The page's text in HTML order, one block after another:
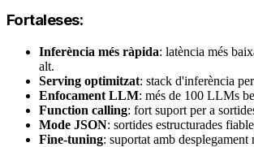
Fortaleses:
Inferència més ràpida: latència més
alt.
Serving optimitzat: stack d'inferència
Enfocament LLM: més de 100 LLMs
Function calling: fort suport per a
Mode JSON: sortides estructurades
Fine-tuning: suportat amb desplegament